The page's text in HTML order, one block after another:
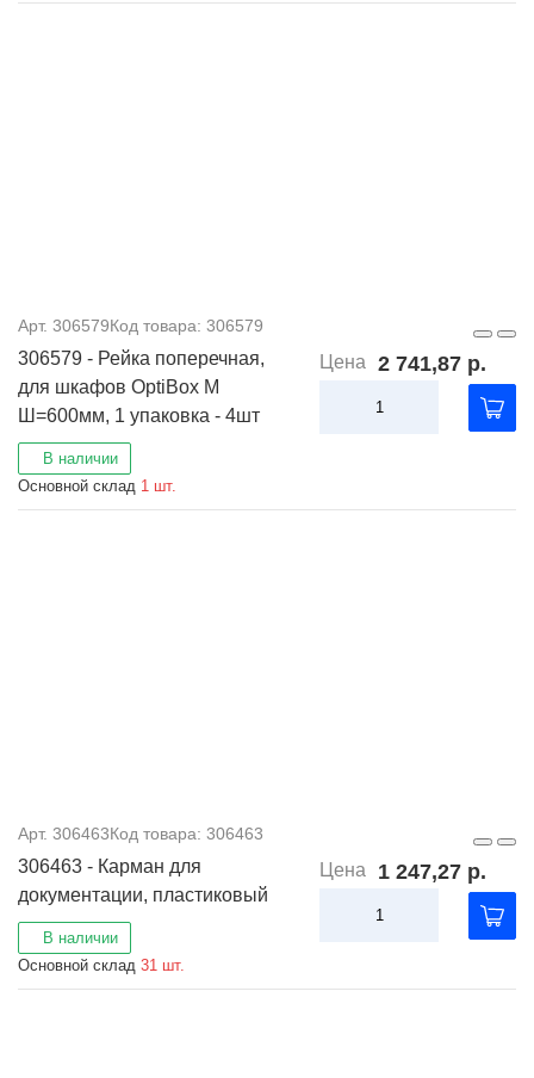
Арт. 306579Код товара: 306579
306579 - Рейка поперечная,
для шкафов OptiBox M
Ш=600мм, 1 упаковка - 4шт
В наличии
Основной склад 1 шт.
Цена 2 741,87 р.
Арт. 306463Код товара: 306463
306463 - Карман для
документации, пластиковый
В наличии
Основной склад 31 шт.
Цена 1 247,27 р.